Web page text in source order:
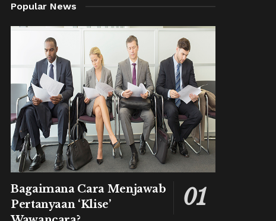
Popular News
Bagaimana Cara Menjawab
Pertanyaan ‘Klise’